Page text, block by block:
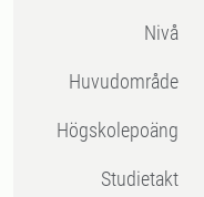
Nivå
Huvudområde
högskolepoäng
Studietakt